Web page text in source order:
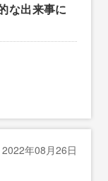
な出来事に
2022年08月26日